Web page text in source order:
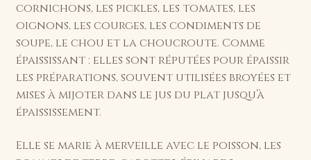
cornichons, les pickles, les tomates, les
oignons, les courges, les condiments de
soupe, le chou et la choucroute. Comme
épaississant : elles sont réputées pour épaissir
les préparations, souvent utilisées broyées et
mises à mijoter dans le jus du plat jusqu’à
épaississement.
Elle se marie à merveille avec le poisson, les